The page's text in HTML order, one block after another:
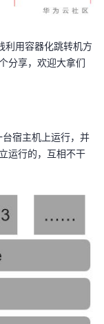
用容器化跳转机方
分享，欢迎大拿们
宿主机上运行，并
运行的，互相不干